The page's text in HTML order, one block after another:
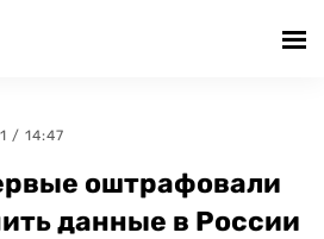
/ 14:47
оштрафовали
данные в России